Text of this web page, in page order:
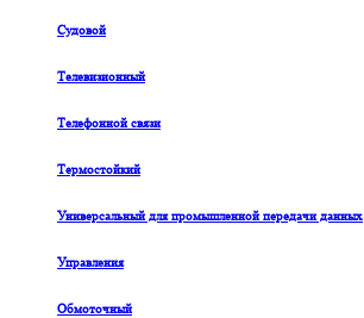
Судовой
Телевизионный
Телефонной связи
Термостойкий
Универсальный для промышленной передачи данных
Управления
Обмоточный